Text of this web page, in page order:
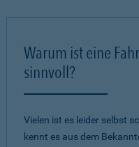
Warum ist eine
sinnvoll?
Vielen ist es leider selbst
kennt es aus dem